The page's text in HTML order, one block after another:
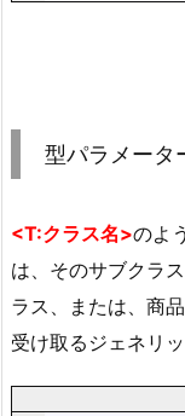
型パラメータ
<T:クラス名>のよ
は、そのサブクラ
ラス、または、商
受け取るジェネリ